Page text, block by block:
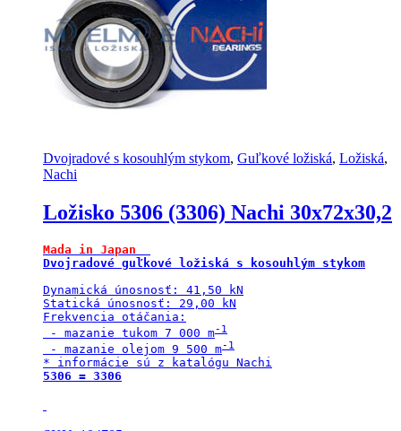
Dvojradové s kosouhlým stykom, Guľkové ložiská, Ložiská,
Nachi
Ložisko 5306 (3306) Nachi 30x72x30,2
Mada in Japan
Dynamická únosnosť: 41,50 kN
Statická únosnosť: 29,00 kN
Frekvencia otáčania:
- mazanie tukom 7 000 m
- mazanie olejom 9 500 m
5306 = 3306